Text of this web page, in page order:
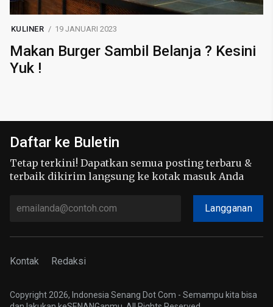
KULINER 19 JANUARI 2023
Makan Burger Sambil Belanja ? Kesini
Yuk !
Daftar ke Buletin
Tetap terkini! Dapatkan semua posting terbaru &
terbaik dikirim langsung ke kotak masuk Anda
Langganan
Kontak Redaksi
Copyright 2026, Indonesia Senang Dot Com - Semampu kita bisa